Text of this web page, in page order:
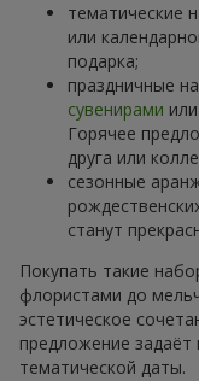
тематические
или
подарка;
праздничные
сувенирами
Горячее
друга или
сезонные
станут
Покупать такие
флористами до
эстетическое
предложение задаёт
тематической даты.